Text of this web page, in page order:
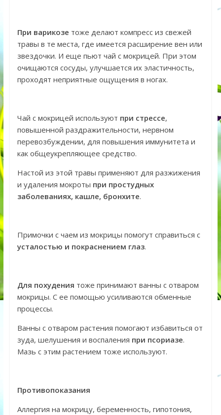
При варикозе тоже делают компресс из свежей
травы в те места, где имеется расширение вен или
звездочки. И еще пьют чай с мокрицей. При этом
очищаются сосуды, улучшается их эластичность,
проходят неприятные ощущения в ногах.
Чай с мокрицей используют при стрессе,
повышенной раздражительности, нервном
перевозбуждении, для повышения иммунитета и
как общеукрепляющее средство.
Настой из этой травы применяют для разжижения
и удаления мокроты при простудных
заболеваниях, кашле, бронхите.
Примочки с чаем из мокрицы помогут справиться с
усталостью и покраснением глаз.
Для похудения тоже принимают ванны с отваром
мокрицы. С ее помощью усиливаются обменные
процессы.
Ванны с отваром растения помогают избавиться от
зуда, шелушения и воспаления при псориазе.
Мазь с этим растением тоже используют.
Противопоказания
Аллергия на мокрицу, беременность, гипотония,